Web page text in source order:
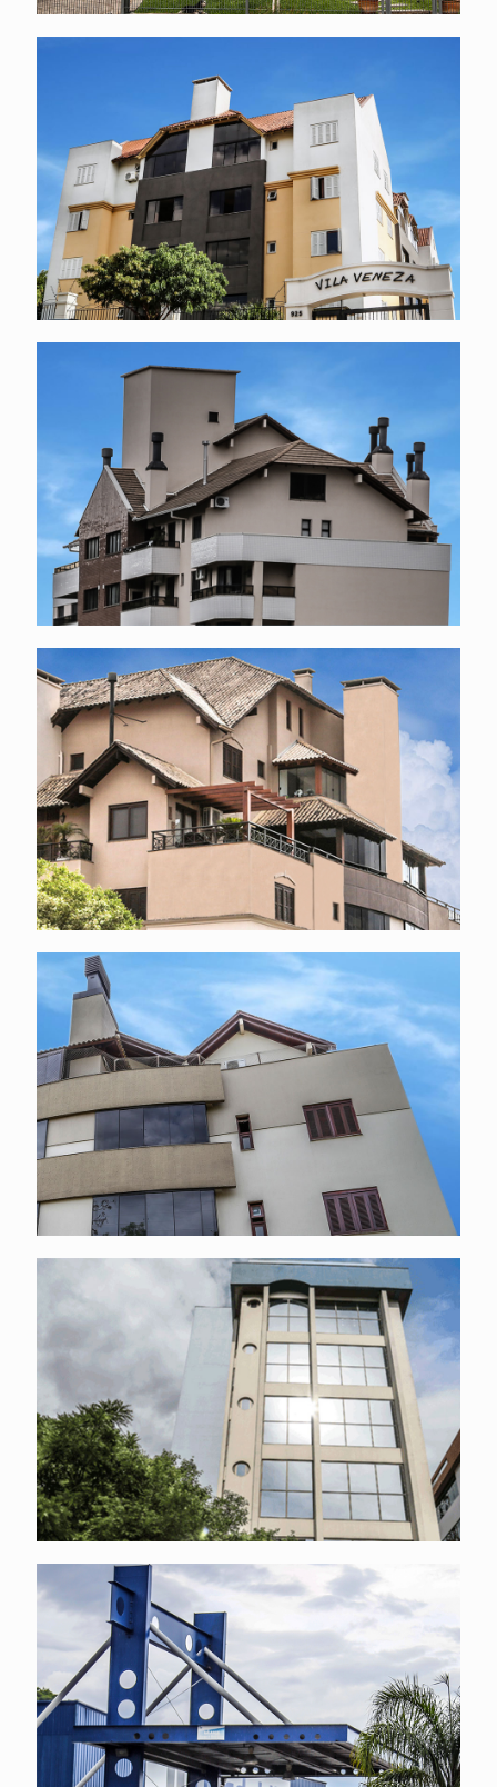
Residencial multifamiliar em Nova Prata
Arquitetura multifamiliar e cobertura
Movimentos de telhado marcando
estilo em cobertura
Residencial multifamiliar em Nova Prata
Centro clínico em Nova Prata
Arquitetura metálica industrial